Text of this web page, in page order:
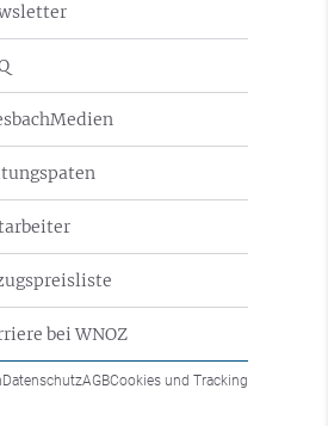
bei WNOZ
DatenschutzAGBCookies und Tracking